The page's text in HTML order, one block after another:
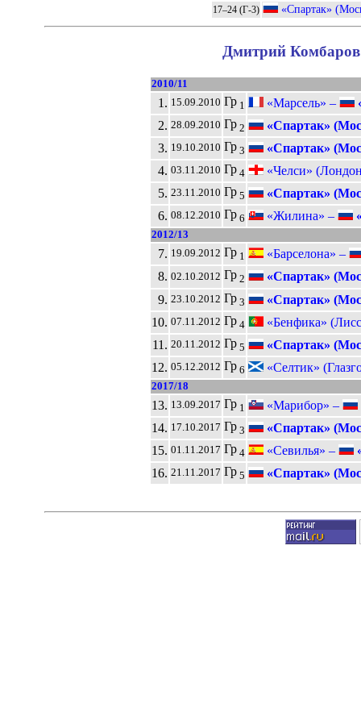
17–24 (Г-3) «Спартак»
Дмитрий
2010/11
1. 15.09.2010 Гр 1 «Марсель» –
2. 28.09.2010 Гр 2
«Спартак»
3. 19.10.2010 Гр 3
«Спартак»
4. 03.11.2010 Гр 4
«Челси»
5. 23.11.2010 Гр 5
«Спартак»
6. 08.12.2010 Гр 6 «Жилина» –
2012/13
7. 19.09.2012 Гр 1
«Барселона» –
8. 02.10.2012 Гр 2
«Спартак»
9. 23.10.2012 Гр 3
«Спартак»
10. 07.11.2012 Гр 4
«Бенфика»
11. 20.11.2012 Гр 5
«Спартак»
12. 05.12.2012 Гр 6 «Селтик»
2017/18
13. 13.09.2017 Гр 1 «Марибор» –
14. 17.10.2017 Гр 3
«Спартак»
15. 01.11.2017 Гр 4 «Севилья» –
16. 21.11.2017 Гр 5 «Спартак»